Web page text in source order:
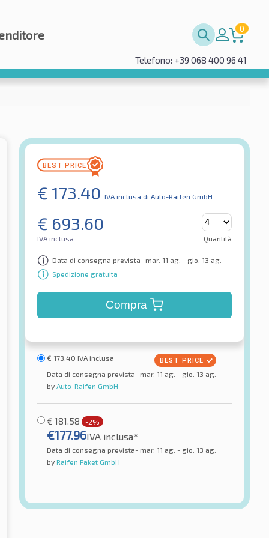
0
Telefono: +39 068 400 96 41
€ 173.40 IVA inclusa di Auto-Raifen GmbH
€ 693.60
IVA inclusa Quantità
Data di consegna prevista- mar. 11 ag. - gio. 13 ag.
Spedizione gratuita
Compra
€ 173.40 IVA inclusa
Data di consegna prevista- mar. 11 ag. - gio. 13 ag.
by Auto-Raifen GmbH
€ 181.58 -2%
€177.96IVA inclusa*
Data di consegna prevista- mar. 11 ag. - gio. 13 ag.
by Raifen Paket GmbH